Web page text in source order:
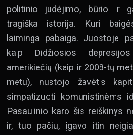
politinio judėjimo, būrio ir
tragiška istorija. Kuri
laiminga pabaiga. Juostoje
kaip Didžiosios
amerikiečių (kaip ir 2008-tų
metu), nustojo žavėtis
simpatizuoti komunistinėms
Pasaulinio karo šis reiškinys
ir, tuo pačiu, įgavo itin